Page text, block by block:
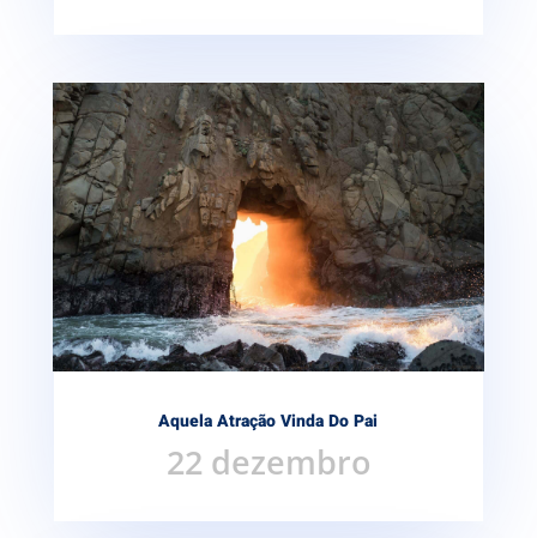
Aquela Atração Vinda Do Pai
22 dezembro